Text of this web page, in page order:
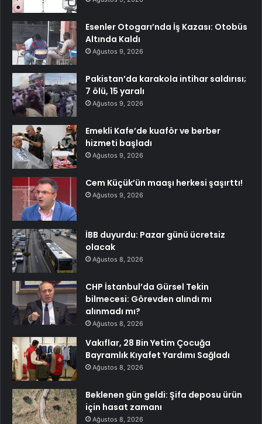
Esenler Otogarı’nda İş Kazası: Otobüs
Altında Kaldı
Ağustos 9, 2026
Pakistan’da karakola intihar saldırısı;
7 ölü, 15 yaralı
Ağustos 9, 2026
Emekli Kafe’de kuaför ve berber
hizmeti başladı
Ağustos 9, 2026
Cem Küçük’ün maaşı herkesi şaşırttı!
Ağustos 9, 2026
İBB duyurdu: Pazar günü ücretsiz
olacak
Ağustos 8, 2026
CHP İstanbul’da Gürsel Tekin
bilmecesi: Görevden alındı mı
alınmadı mı?
Ağustos 8, 2026
Vakıflar, 28 Bin Yetim Çocuğa
Bayramlık Kıyafet Yardımı Sağladı
Ağustos 8, 2026
Beklenen gün geldi: Şifa deposu ürün
için hasat zamanı
Ağustos 8, 2026